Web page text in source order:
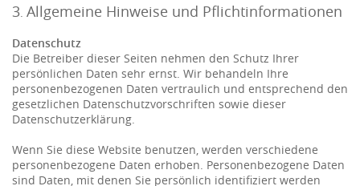
3 Allgemeine Hinweise und Pflichtinformationen
Datenschutz
Die Betreiber dieser Seiten nehmen den Schutz Ihrer
persönlichen Daten sehr ernst. Wir behandeln Ihre
personenbezogenen Daten vertraulich und entsprechend den
gesetzlichen Datenschutzvorschriften sowie dieser
Datenschutzerklärung.
Wenn Sie diese Website benutzen, werden verschiedene
personenbezogene Daten erhoben. Personenbezogene Daten
sind Daten, mit denen Sie persönlich identifiziert werden